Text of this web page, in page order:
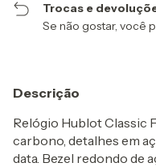
Trocas e
Se não gostar, você
Descrição
Relógio Hublot Classic
carbono, detalhes em
data. Bezel redondo de